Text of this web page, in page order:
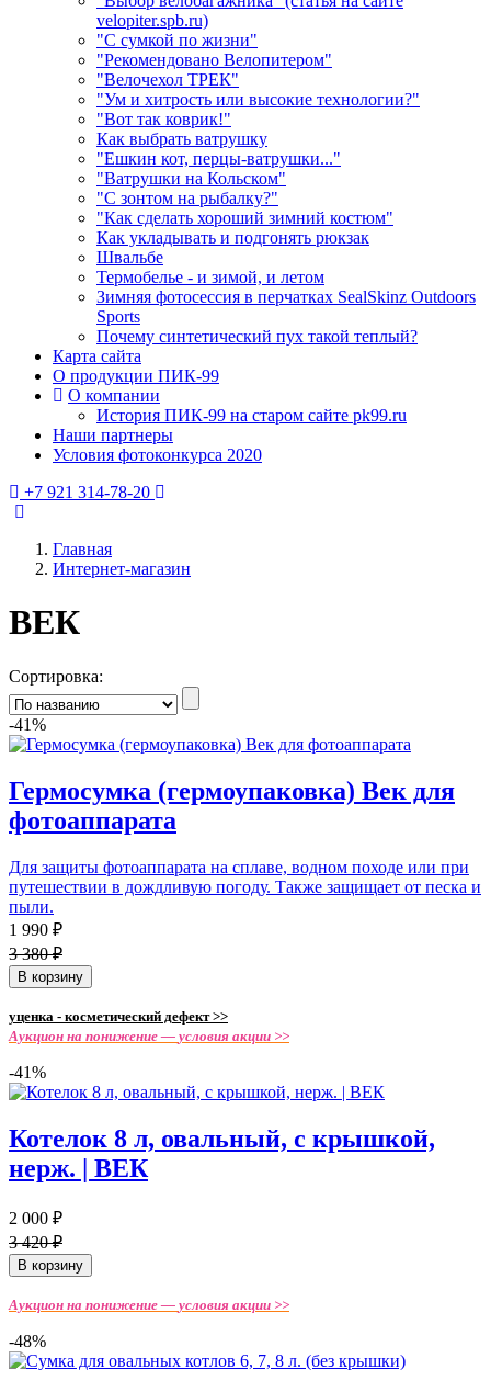
velopiter.spb.ru)
"С сумкой по жизни"
"Рекомендовано Велопитером"
"Велочехол ТРЕК"
"Ум и хитрость или высокие технологии?"
"Вот так коврик!"
Как выбрать ватрушку
"Ешкин кот, перцы-ватрушки..."
"Ватрушки на Кольском"
"С зонтом на рыбалку?"
"Как сделать хороший зимний костюм"
Как укладывать и подгонять рюкзак
Швальбе
Термобелье - и зимой, и летом
Зимняя фотосессия в перчатках SealSkinz Outdoors
Sports
Почему синтетический пух такой теплый?
Карта сайта
О продукции ПИК-99
О компании
История ПИК-99 на старом сайте pk99.ru
Наши партнеры
Условия фотоконкурса 2020
+7 921 314-78-20
Главная
Интернет-магазин
ВЕК
Сортировка:
-41%
Гермосумка (гермоупаковка) Век для
фотоаппарата
Для защиты фотоаппарата на сплаве, водном походе или при
путешествии в дождливую погоду. Также защищает от песка и
пыли.
1 990 ₽
3 380 ₽
В корзину
уценка - косметический дефект >>
Аукцион на понижение — условия акции >>
-41%
Котелок 8 л, овальный, с крышкой,
нерж. | ВЕК
2 000 ₽
3 420 ₽
В корзину
Аукцион на понижение — условия акции >>
-48%